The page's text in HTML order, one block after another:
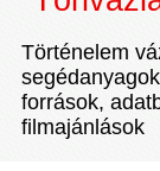
Történelem
források,
filmajánlások